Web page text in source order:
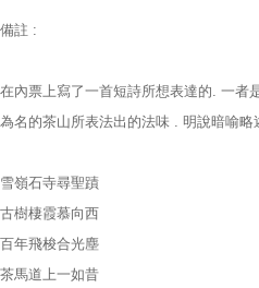
備註 :
在內票上寫了一首短詩所想表達的. 一者
為名的茶山所表法出的法味 . 明說暗喻略
雪嶺石寺尋聖蹟
古樹棲霞慕向西
百年飛梭合光塵
茶馬道上一如昔